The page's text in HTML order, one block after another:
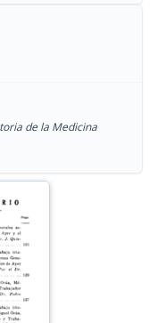
de la Medicina